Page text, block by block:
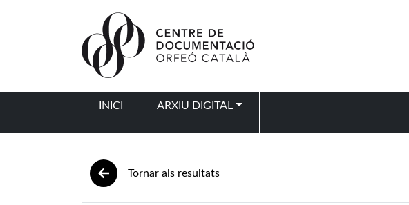
INICI ARXIU DIGITAL
Tornar als resultats